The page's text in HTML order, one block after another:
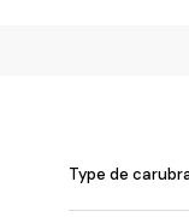
Type de